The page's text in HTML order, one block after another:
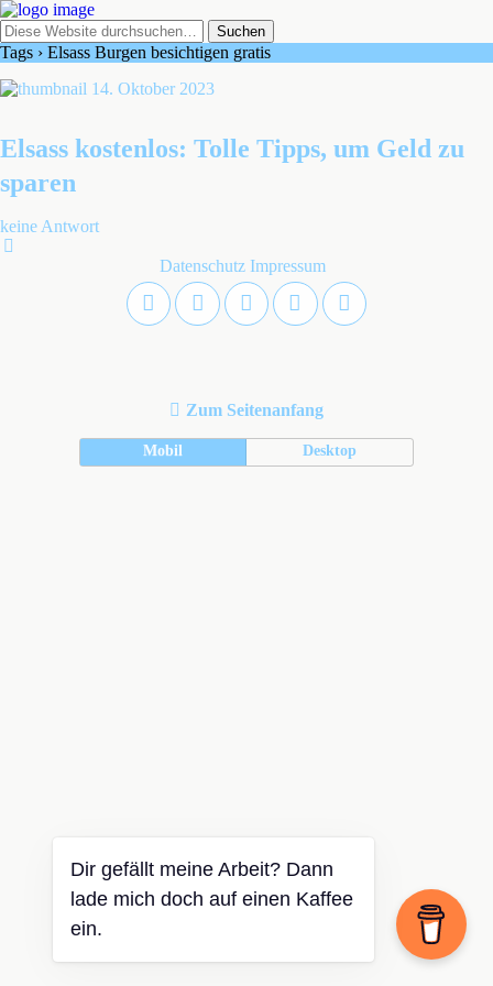
Tags › Elsass Burgen besichtigen gratis
14. Oktober 2023
Elsass kostenlos: Tolle Tipps, um Geld zu
sparen
keine Antwort
Datenschutz Impressum
Zum Seitenanfang
Mobil Desktop
Dir gefällt meine Arbeit? Dann
lade mich doch auf einen Kaffee
ein.